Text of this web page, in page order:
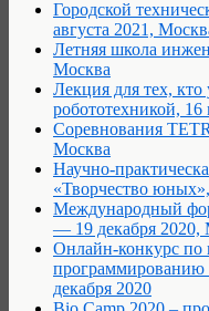
Городской
августа 2021,
Летняя школа
Москва
Лекция для тех,
робототехникой,
Соревнования
Москва
Научно-
«Творчество
Международный
— 19 декабря 2020,
Онлайн-конкурс по
программированию
декабря 2020